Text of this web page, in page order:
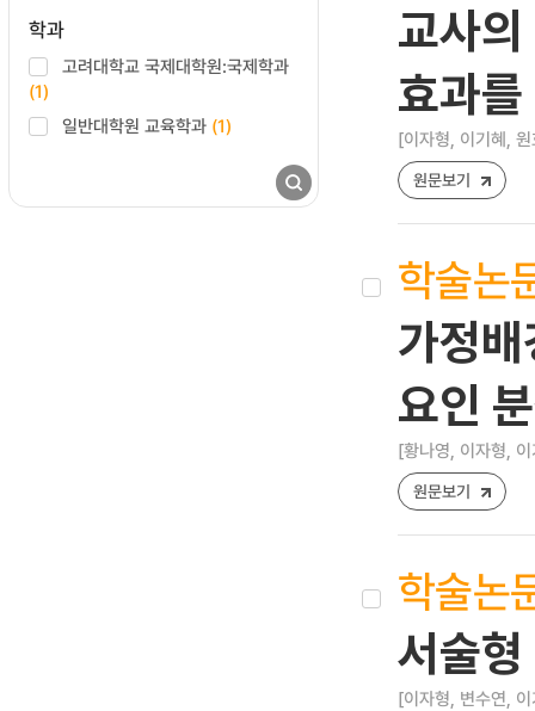
학과
고려대학교 국제대학원:국제학과
(1)
일반대학원 교육학과 (1)
교사
효과
[이자형, 이기혜,
원문보기
학술논
가정
요인
[황나영, 이자형,
원문보기
학술논
서술
[이자형, 변수연,